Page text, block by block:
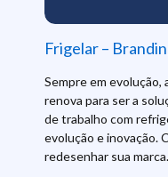
Frigelar –
Sempre em evolução,
renova para ser a
de trabalho com
evolução e inovação.
redesenhar sua